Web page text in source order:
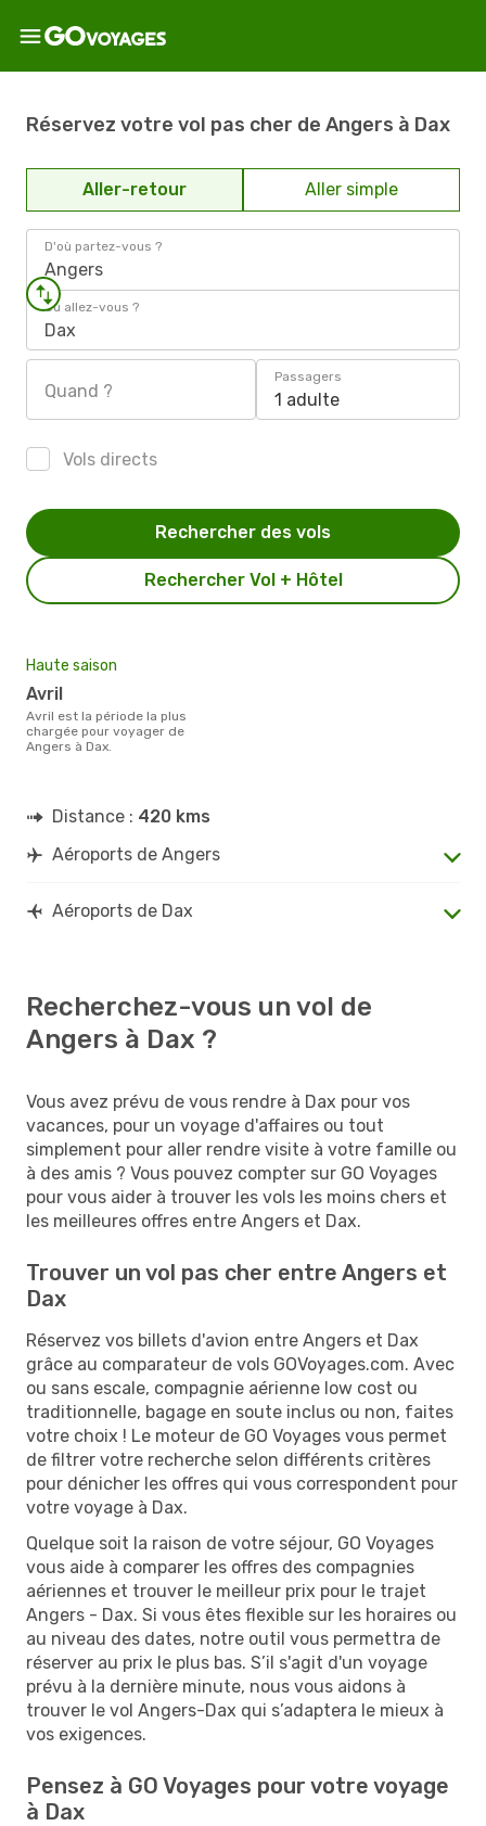
Réservez votre vol pas cher de Angers à Dax
Aller-retour Aller simple
D'où partez-vous ?
Angers
Où allez-vous ?
Dax
Quand ?
Passagers
1 adulte
Vols directs
Rechercher Vol + Hôtel
Rechercher des vols
Haute saison
avril
avril est la période la plus
chargée pour voyager de
Angers à Dax.
Distance : 420 kms
Aéroports de Angers
Aéroports de Dax
Recherchez-vous un vol de
Angers à Dax ?
Vous avez prévu de vous rendre à Dax pour vos
vacances, pour un voyage d'affaires ou tout
simplement pour aller rendre visite à votre famille ou
à des amis ? Vous pouvez compter sur GO Voyages
pour vous aider à trouver les vols les moins chers et
les meilleures offres entre Angers et Dax.
Trouver un vol pas cher entre Angers et
Dax
Réservez vos billets d'avion entre Angers et Dax
grâce au comparateur de vols GOVoyages.com. Avec
ou sans escale, compagnie aérienne low cost ou
traditionnelle, bagage en soute inclus ou non, faites
votre choix ! Le moteur de GO Voyages vous permet
de filtrer votre recherche selon différents critères
pour dénicher les offres qui vous correspondent pour
votre voyage à Dax.
Quelque soit la raison de votre séjour, GO Voyages
vous aide à comparer les offres des compagnies
aériennes et trouver le meilleur prix pour le trajet
Angers - Dax. Si vous êtes flexible sur les horaires ou
au niveau des dates, notre outil vous permettra de
réserver au prix le plus bas. S’il s'agit d'un voyage
prévu à la dernière minute, nous vous aidons à
trouver le vol Angers-Dax qui s’adaptera le mieux à
vos exigences.
Pensez à GO Voyages pour votre voyage
à Dax